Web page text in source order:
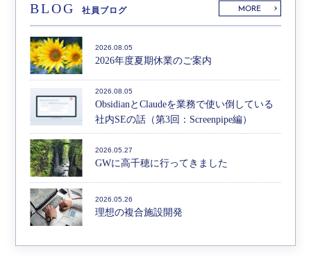
BLOG 社員ブログ MORE
2026.08.05
2026年度夏期休業のご案内
2026.08.05
ObsidianとClaudeを業務で使い倒している
社内SEの話（第3回：Screenpipe編）
2026.05.27
GWに高千穂に行ってきました
2026.05.26
理想の複合施設開発